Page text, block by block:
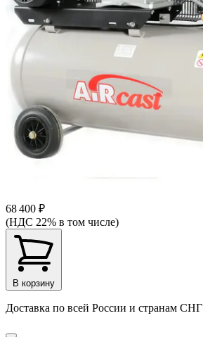
68 400 ₽
(НДС 22% в том числе)
В корзину
Доставка по всей России и странам СНГ